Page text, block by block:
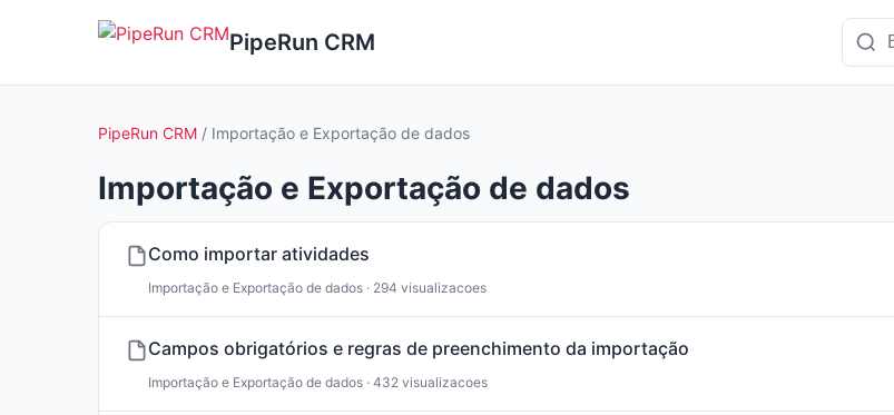
PipeRun CRM
PipeRun CRM / Importação e Exportação de dados
Importação e Exportação de dados
Como importar atividades
Importação e Exportação de dados · 294 visualizacoes
Campos obrigatórios e regras de preenchimento da importação
Importação e Exportação de dados · 432 visualizacoes